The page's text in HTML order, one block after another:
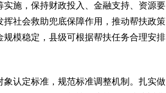
施，保持财政投入、金融支持、资源要
社会救助兜底保障作用，推动帮扶政策
模稳定，县级可根据帮扶任务合理安排
象认定标准，规范标准调整机制。扎实做